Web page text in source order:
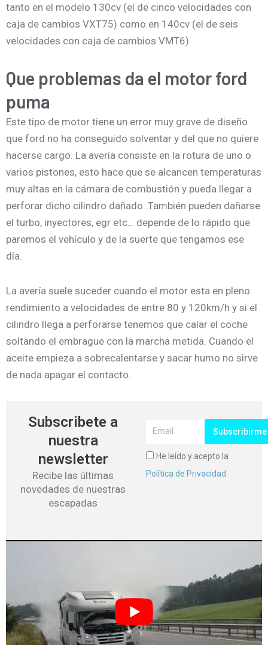
tanto en el modelo 130cv (el de cinco velocidades con
caja de cambios VXT75) como en 140cv (el de seis
velocidades con caja de cambios VMT6)
Que problemas da el motor ford
puma
Este tipo de motor tiene un error muy grave de diseño
que ford no ha conseguido solventar y del que no quiere
hacerse cargo. La avería consiste en la rotura de uno o
varios pistones, esto hace que se alcancen temperaturas
muy altas en la cámara de combustión y pueda llegar a
perforar dicho cilindro dañado. También pueden dañarse
el turbo, inyectores, egr etc… depende de lo rápido que
paremos el vehículo y de la suerte que tengamos ese
día.
La avería suele suceder cuando el motor esta en pleno
rendimiento a velocidades de entre 80 y 120km/h y si el
cilindro llega a perforarse tenemos que calar el coche
soltando el embrague con la marcha metida. Cuando el
aceite empieza a sobrecalentarse y sacar humo no sirve
de nada apagar el contacto.
Subscribete a
nuestra
newsletter
Recibe las últimas
novedades de nuestras
escapadas
He leído y acepto la
Política de Privacidad
Subscribirme